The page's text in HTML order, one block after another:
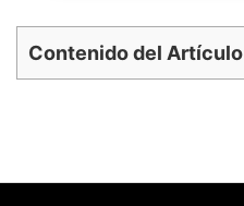
Contenido del Artículo